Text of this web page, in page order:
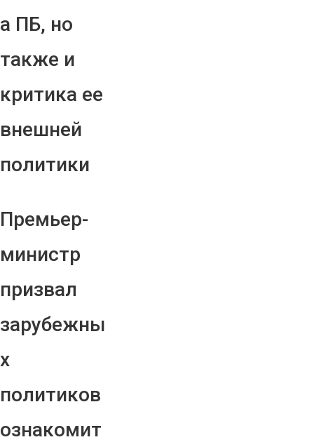
а ПБ, но
также и
критика ее
внешней
политики
Премьер-
министр
призвал
зарубежны
х
политиков
ознакомит